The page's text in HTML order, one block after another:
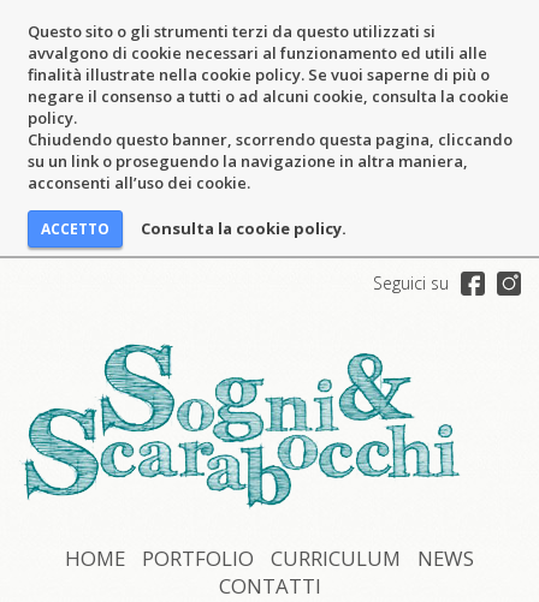
Questo sito o gli strumenti terzi da questo utilizzati si
avvalgono di cookie necessari al funzionamento ed utili alle
finalità illustrate nella cookie policy. Se vuoi saperne di più o
negare il consenso a tutti o ad alcuni cookie, consulta la cookie
policy.
Chiudendo questo banner, scorrendo questa pagina, cliccando
su un link o proseguendo la navigazione in altra maniera,
acconsenti all’uso dei cookie.
Consulta la cookie policy.
Seguici su
HOME PORTFOLIO CURRICULUM
NEWS
CONTATTI